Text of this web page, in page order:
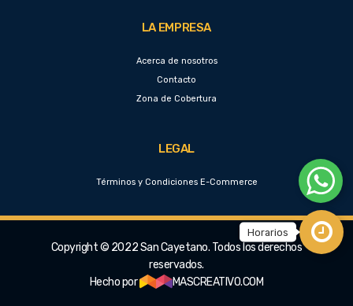
LA EMPRESA
Acerca de nosotros
Contacto
Zona de Cobertura
LEGAL
Términos y Condiciones E-Commerce
Copyright © 2022 San Cayetano. Todos los derechos
reservados.
Hecho por
MASCREATIVO.COM